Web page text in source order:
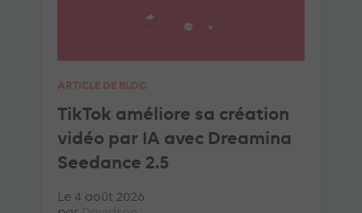
ARTICLE DE BLOG
TikTok améliore sa création
vidéo par IA avec Dreamina
Seedance 2.5
Le 4 août 2026